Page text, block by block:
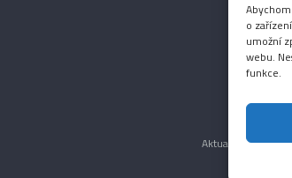
o
umožní
webu.
funkce.
Aktuality Magazín